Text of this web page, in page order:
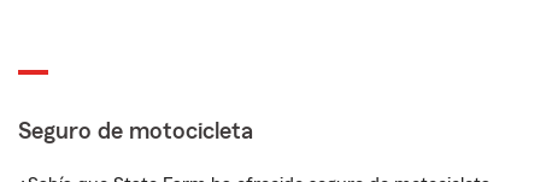
Seguro de motocicleta